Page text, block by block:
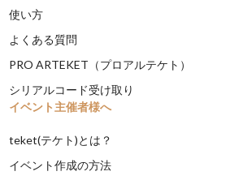
使い方
よくある質問
PRO ARTEKET（プロアルテケト）
シリアルコード受け取り
イベント主催者様へ
teket(テケト)とは？
イベント作成の方法